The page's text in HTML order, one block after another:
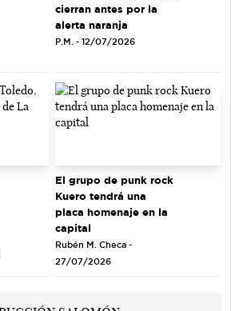
cierran antes por la
alerta naranja
P.M. - 12/07/2026
El grupo de punk rock
Kuero tendrá una
placa homenaje en la
capital
Rubén M. Checa -
27/07/2026